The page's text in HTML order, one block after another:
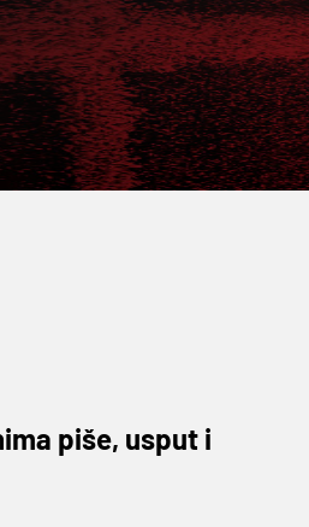
piše, usput i